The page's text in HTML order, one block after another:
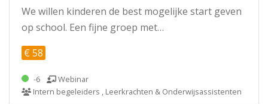
We willen kinderen de best mogelijke start geven
op school. Een fijne groep met…
€ 58
-6
Webinar
Intern begeleiders , Leerkrachten & Onderwijsassistenten